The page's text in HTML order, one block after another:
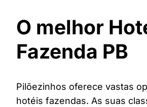
O melhor
Fazenda PB
Pilõezinhos oferece vastas
hotéis fazendas. As suas